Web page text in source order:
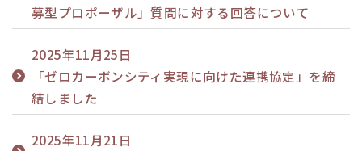
募型プロポーザル」質問に対する回答について
2025年11月25日
「ゼロカーボンシティ実現に向けた連携協定」を締
結しました
2025年11月21日